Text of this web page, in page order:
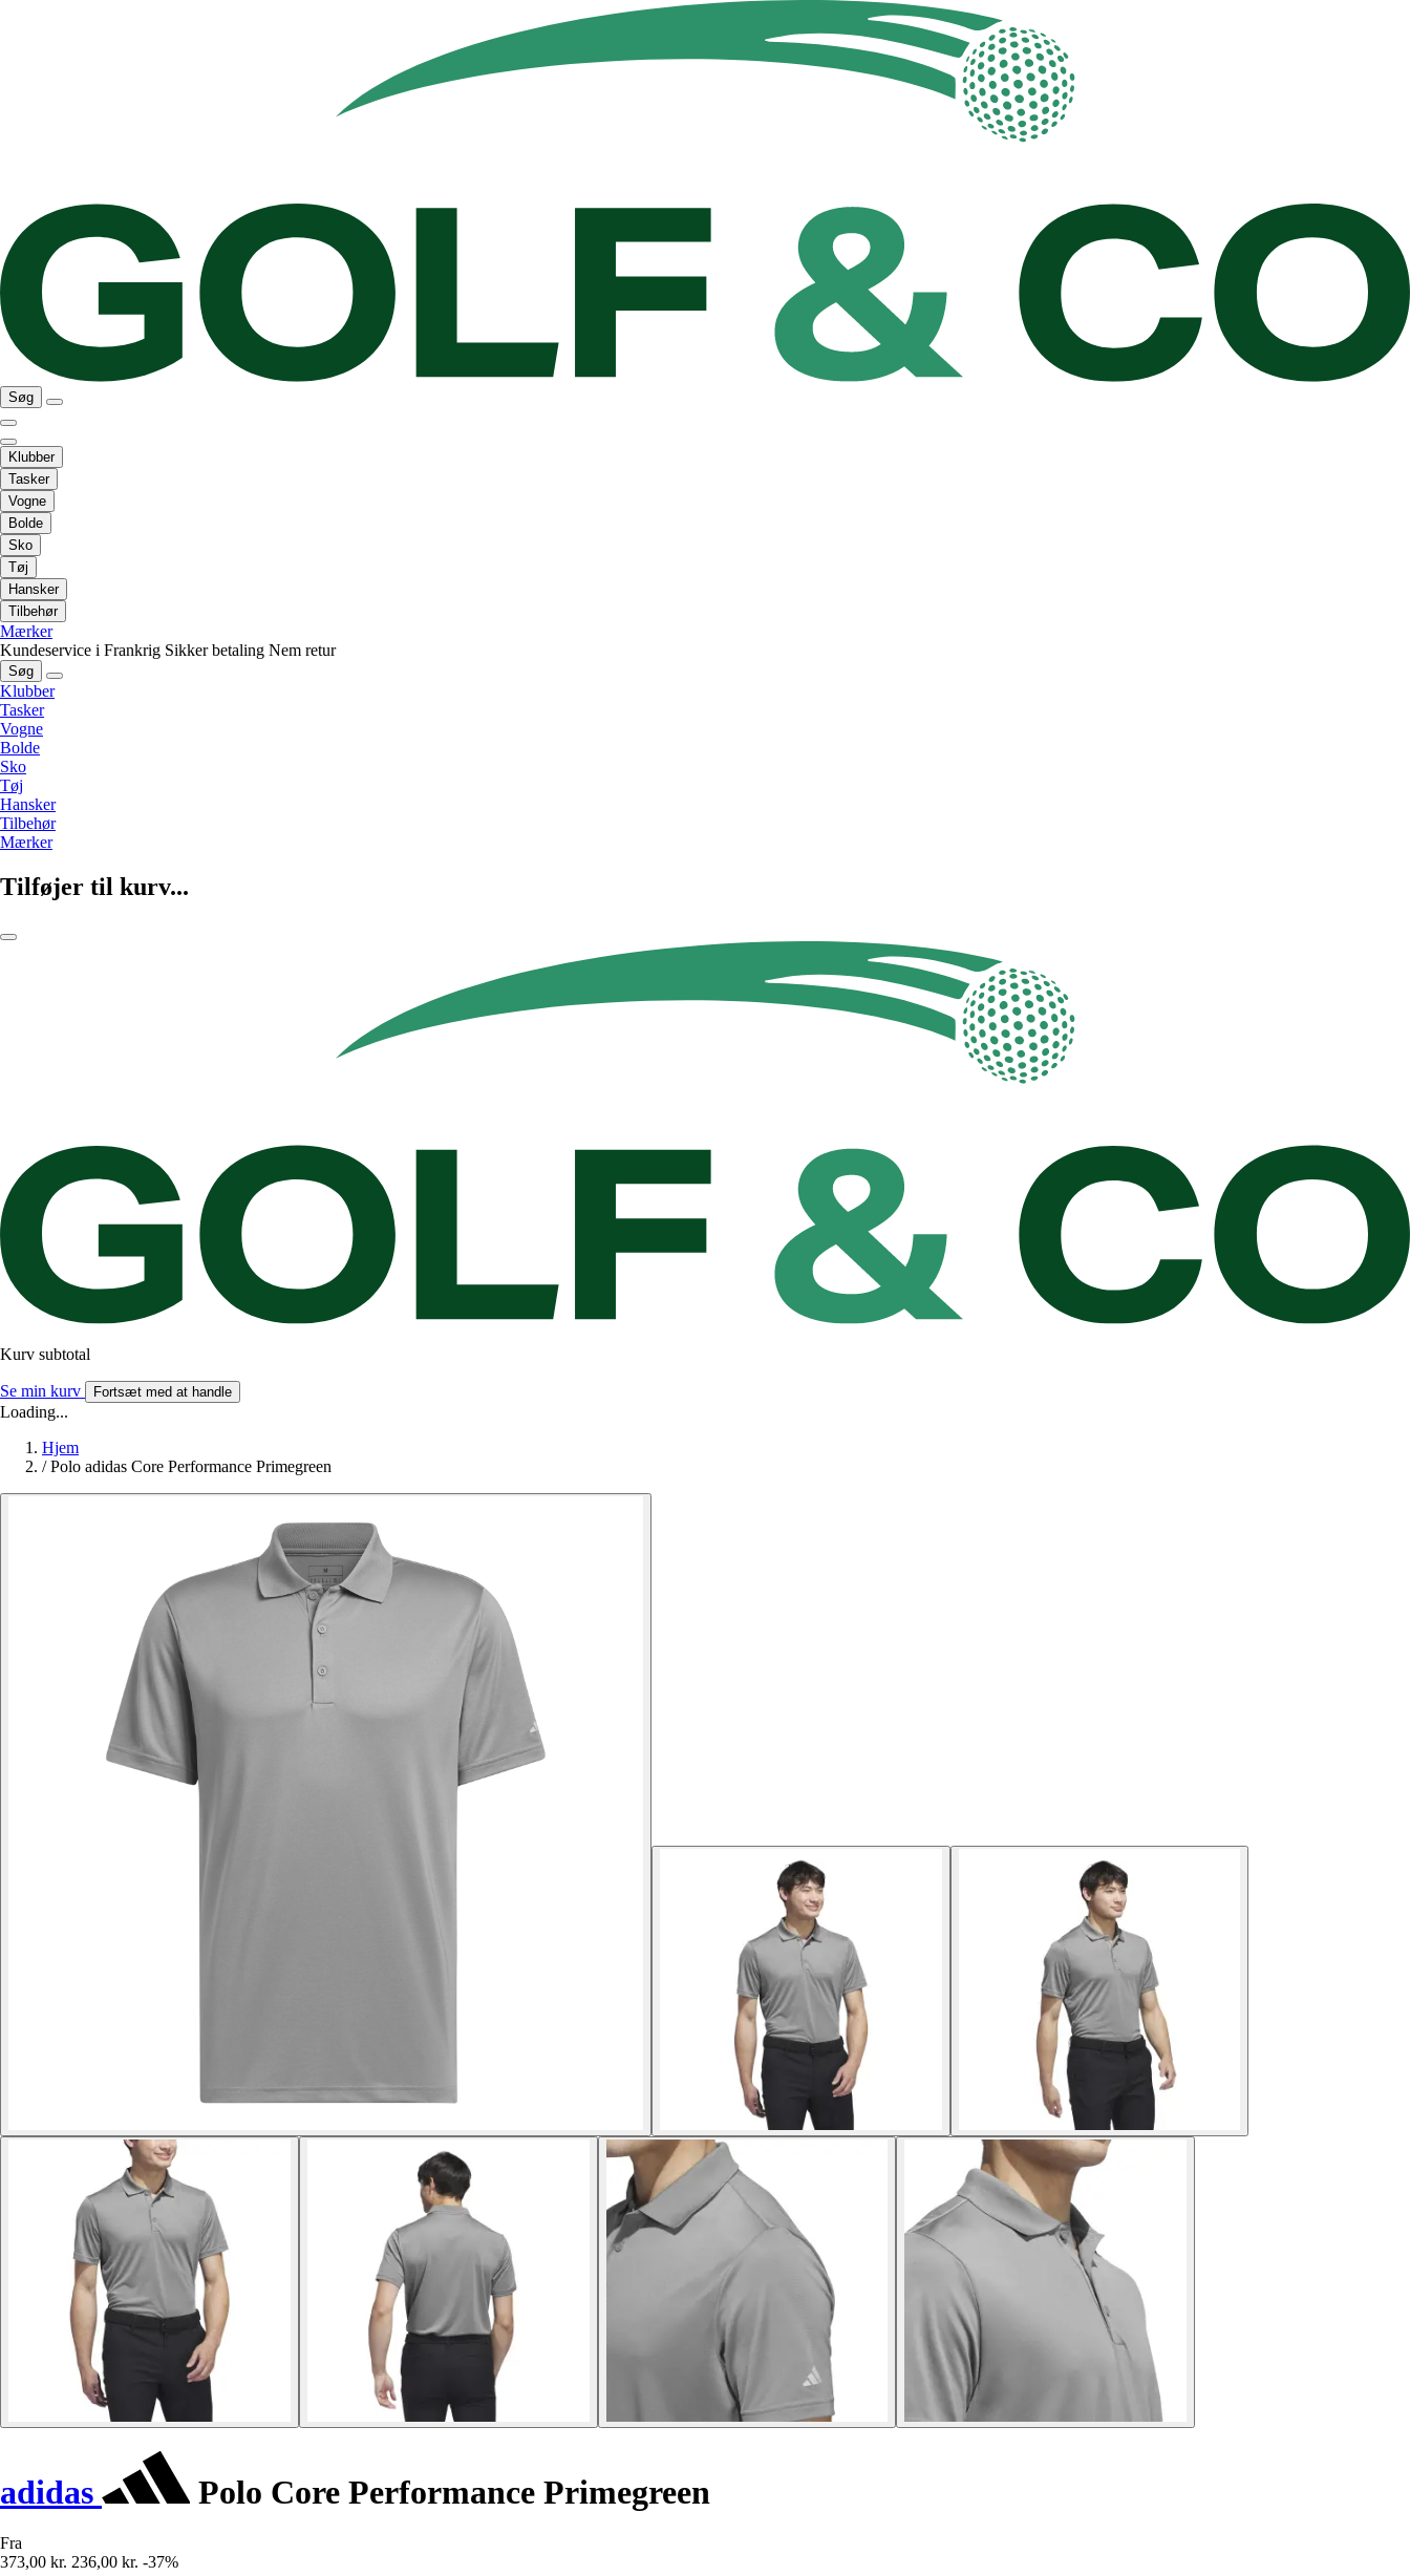
Søg
Klubber
Tasker
Vogne
Bolde
Sko
Tøj
Hansker
Tilbehør
Mærker
Kundeservice i Frankrig Sikker betaling Nem retur
Søg
Klubber
Tasker
Vogne
Bolde
Sko
Tøj
Hansker
Tilbehør
Mærker
Tilføjer til kurv...
Kurv subtotal
Se min kurv Fortsæt med at handle
Loading...
Hjem
/ Polo adidas Core Performance Primegreen
adidas Polo Core Performance Primegreen
Fra
373,00 kr. 236,00 kr. -37%